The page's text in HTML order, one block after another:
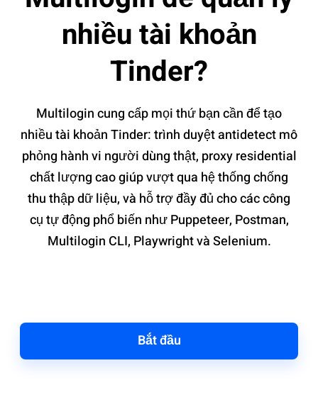
nhiều tài khoản
Tinder?
Multilogin cung cấp mọi thứ bạn cần để tạo
nhiều tài khoản Tinder: trình duyệt antidetect mô
phỏng hành vi người dùng thật, proxy residential
chất lượng cao giúp vượt qua hệ thống chống
thu thập dữ liệu, và hỗ trợ đầy đủ cho các công
cụ tự động phổ biến như Puppeteer, Postman,
Multilogin CLI, Playwright và Selenium.
Bắt đầu